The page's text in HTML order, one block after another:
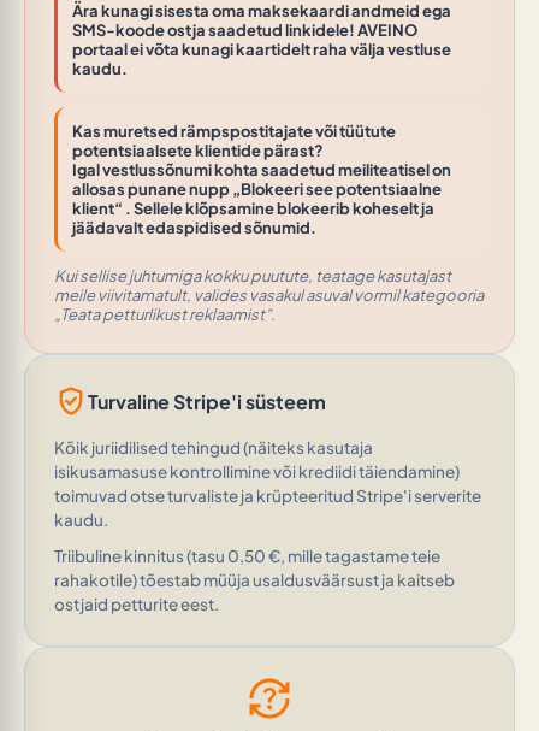
Ära kunagi sisesta oma maksekaardi andmeid ega
SMS-koode ostja saadetud linkidele! AVEINO
portaal ei võta kunagi kaartidelt raha välja vestluse
kaudu.
Kas muretsed rämpspostitajate või tüütute
potentsiaalsete klientide pärast?
Igal vestlussõnumi kohta saadetud meiliteatisel on
allosas punane nupp„Blokeeri see potentsiaalne
klient“ . Sellele klõpsamine blokeerib koheselt ja
jäädavalt edaspidised sõnumid.
Kui sellise juhtumiga kokku puutute, teatage kasutajast
meile viivitamatult, valides vasakul asuval vormil kategooria
„Teata petturlikust reklaamist”.
verified_userTurvaline Stripe'i süsteem
Kõik juriidilised tehingud (näiteks kasutaja
isikusamasuse kontrollimine või krediidi täiendamine)
toimuvad otse turvaliste ja krüpteeritud Stripe'i serverite
kaudu.
Triibuline kinnitus (tasu 0,50 €, mille tagastame teie
rahakotile) tõestab müüja usaldusväärsust ja kaitseb
ostjaid petturite eest.
question_exchange